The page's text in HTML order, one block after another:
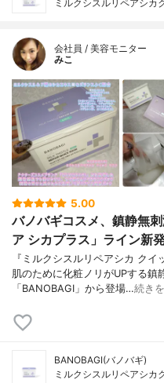
ミルクシスルリペアシカ
会社員 / 美容モニター
みこ
5.00
バノバギコスメ、鎮静無
ア シカプラス」ライン新
『ミルクシスルリペアシカ ク
肌のために化粧ノリがUPする鎮
「BANOBAGI」から登場…続き
BANOBAGI(バノバギ)
ミルクシスルリペアシカ